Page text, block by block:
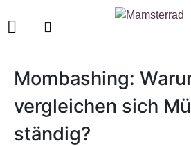
Mombashing:
vergleichen sich
ständig?